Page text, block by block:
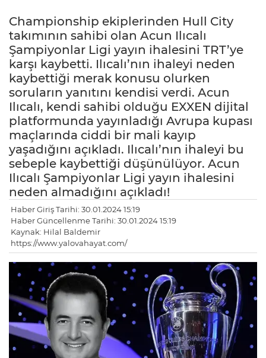
Championship ekiplerinden Hull City
takımının sahibi olan Acun Ilıcalı
Şampiyonlar Ligi yayın ihalesini TRT’ye
karşı kaybetti. Ilıcalı’nın ihaleyi neden
kaybettiği merak konusu olurken
soruların yanıtını kendisi verdi. Acun
Ilıcalı, kendi sahibi olduğu EXXEN dijital
platformunda yayınladığı Avrupa kupası
maçlarında ciddi bir mali kayıp
yaşadığını açıkladı. Ilıcalı’nın ihaleyi bu
sebeple kaybettiği düşünülüyor. Acun
Ilıcalı Şampiyonlar Ligi yayın ihalesini
neden almadığını açıkladı!
Haber Giriş Tarihi: 30.01.2024 15:19
Haber Güncellenme Tarihi: 30.01.2024 15:19
Kaynak: Hilal Baldemir
https://www.yalovahayat.com/